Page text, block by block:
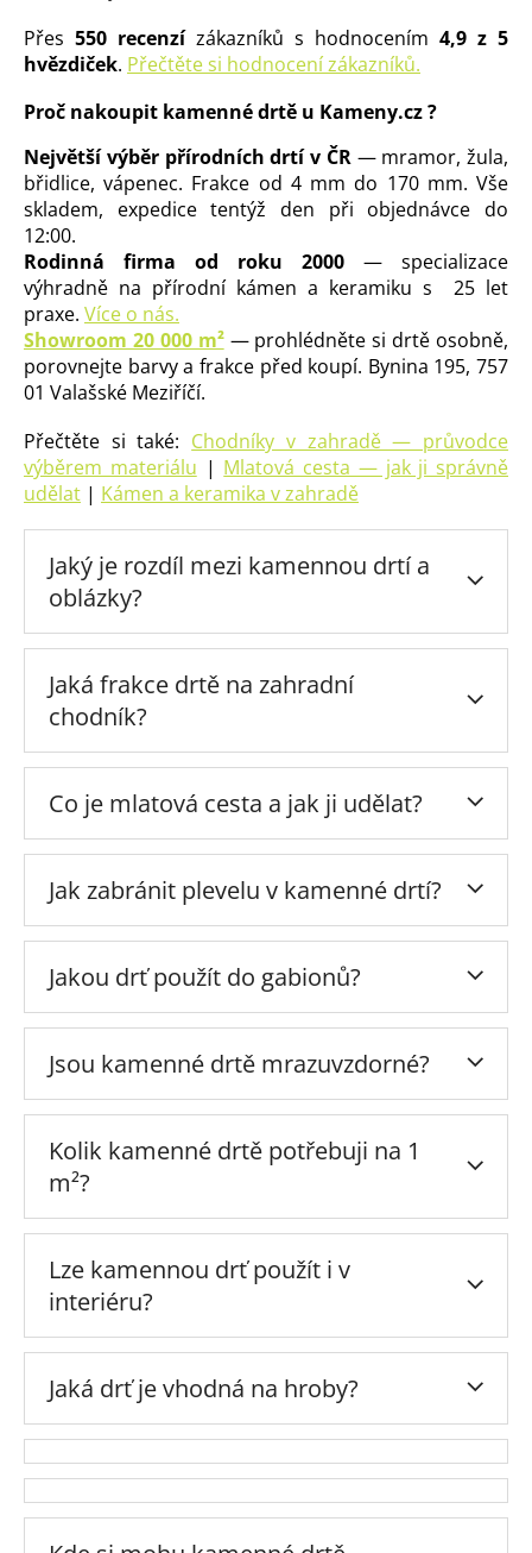
Přes 550 recenzízákazníků s hodnocením 4,9 z 5
hvězdiček. Přečtěte si hodnocení zákazníků.
Proč nakoupit kamenné drtě u Kameny.cz ?
Největší výběr přírodních drtí v ČR— mramor, žula,
břidlice, vápenec. Frakce od 4 mm do 170 mm. Vše
skladem, expedice tentýž den při objednávce do
12:00.
Rodinná firma od roku 2000 — specializace
výhradně na přírodní kámen a keramiku s 25 let
praxe. Více o nás.
Showroom 20 000 m²— prohlédněte si drtě osobně,
porovnejte barvy a frakce před koupí. Bynina 195, 757
01 Valašské Meziříčí.
Přečtěte si také: Chodníky v zahradě — průvodce
výběrem materiálu | Mlatová cesta — jak ji správně
udělat | Kámen a keramika v zahradě
Jaký je rozdíl mezi kamennou drtí a
oblázky?
Jaká frakce drtě na zahradní
chodník?
Co je mlatová cesta a jak ji udělat?
Jak zabránit plevelu v kamenné drtí?
Jakou drť použít do gabionů?
Jsou kamenné drtě mrazuvzdorné?
Kolik kamenné drtě potřebuji na 1
m²?
Lze kamennou drť použít i v
interiéru?
Jaká drť je vhodná na hroby?